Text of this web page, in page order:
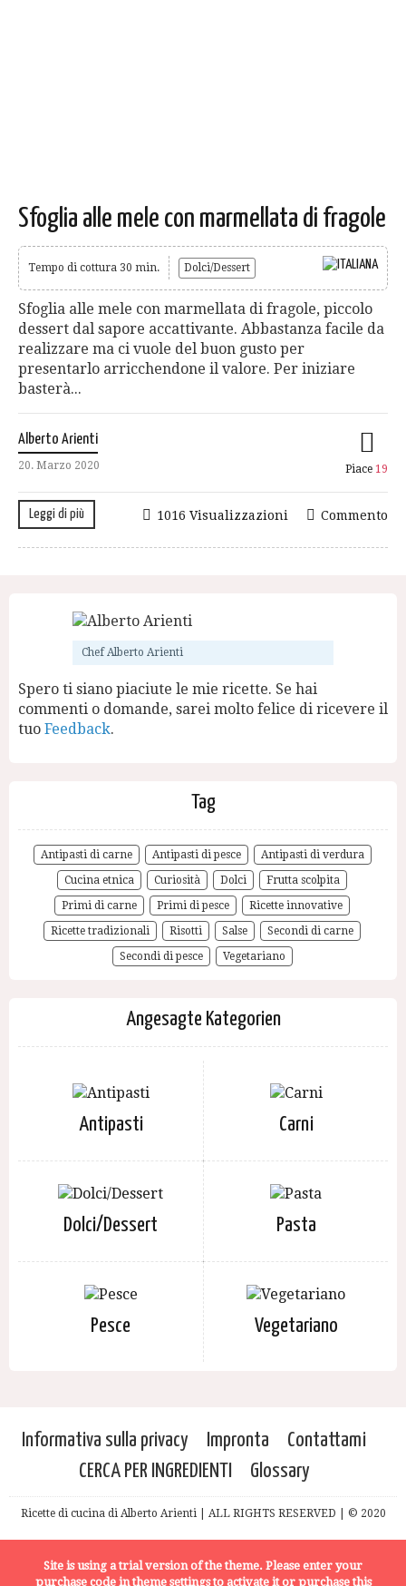
Sfoglia alle mele con marmellata di fragole
Tempo di cottura 30 min. Dolci/Dessert
Sfoglia alle mele con marmellata di fragole, piccolo
dessert dal sapore accattivante. Abbastanza facile da
realizzare ma ci vuole del buon gusto per
presentarlo arricchendone il valore. Per iniziare
basterà...
Alberto Arienti
20. Marzo 2020 Piace 19
Leggi di più Commento
1016 Visualizzazioni
Chef Alberto Arienti
Spero ti siano piaciute le mie ricette. Se hai
commenti o domande, sarei molto felice di ricevere il
tuo Feedback.
Tag
Antipasti di carne Antipasti di pesce
Antipasti di verdura
Cucina etnica
Curiosità Dolci
Frutta scolpita
Primi di carne
Primi di pesce
Ricette innovative
Ricette tradizionali
Risotti Salse
Secondi di carne
Secondi di pesce
Vegetariano
Angesagte Kategorien
Antipasti Carni
Dolci/Dessert Pasta
Pesce Vegetariano
Informativa sulla privacy Impronta
Contattami
CERCA PER INGREDIENTI
Glossary
Ricette di cucina di Alberto Arienti | ALL RIGHTS RESERVED | © 2020
Site is using a trial version of the theme. Please enter your
purchase code in theme settings to activate it or purchase this